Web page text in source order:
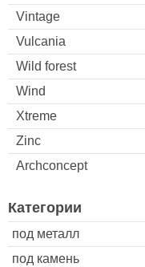
Vintage
Vulcania
Wild forest
Wind
Xtreme
Zinc
Archconcept
Категории
под металл
под камень